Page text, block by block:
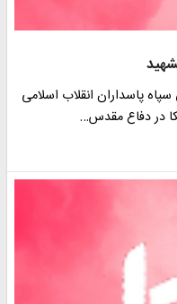
انقلاب اسلامی
در دفاع مقدس…